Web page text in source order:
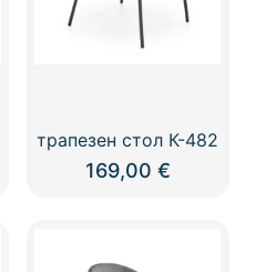
трапезен стол К-482
169,00 €